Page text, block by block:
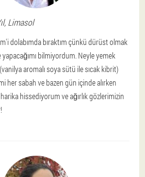
Limasol
dolabımda bıraktım çünkü dürüst olmak
bilmiyordum. Neyle yemek
aromalı soya sütü ile sıcak kibrit)
her sabah ve bazen gün içinde alırken
hissediyorum ve ağırlık gözlerimizin